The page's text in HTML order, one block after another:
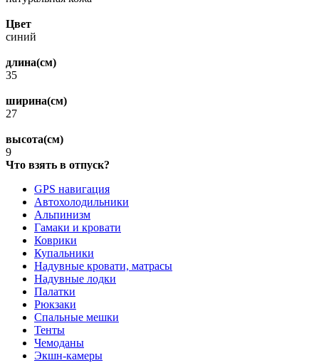
Цвет
синий
длина(см)
35
ширина(см)
27
высота(см)
9
Что взять в отпуск?
GPS навигация
Автохолодильники
Альпинизм
Гамаки и кровати
Коврики
Купальники
Надувные кровати, матрасы
Надувные лодки
Палатки
Рюкзаки
Спальные мешки
Тенты
Чемоданы
Экшн-камеры